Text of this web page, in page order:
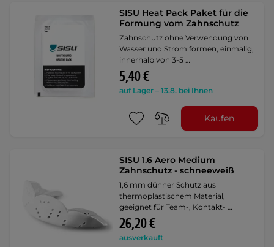
SISU Heat Pack Paket für die
Formung vom Zahnschutz
Zahnschutz ohne Verwendung von
Wasser und Strom formen, einmalig,
innerhalb von 3-5 …
5,40 €
auf Lager – 13.8. bei Ihnen
Kaufen
SISU 1.6 Aero Medium
Zahnschutz - schneeweiß
1,6 mm dünner Schutz aus
thermoplastischem Material,
geeignet für Team-, Kontakt- …
26,20 €
ausverkauft